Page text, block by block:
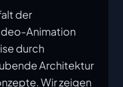
der
Animation
durch
Architektur
Wir zeigen